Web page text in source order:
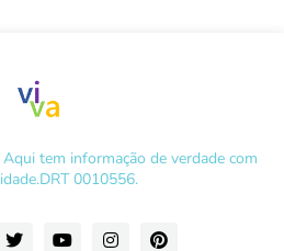
tem informação de verdade com
0010556.